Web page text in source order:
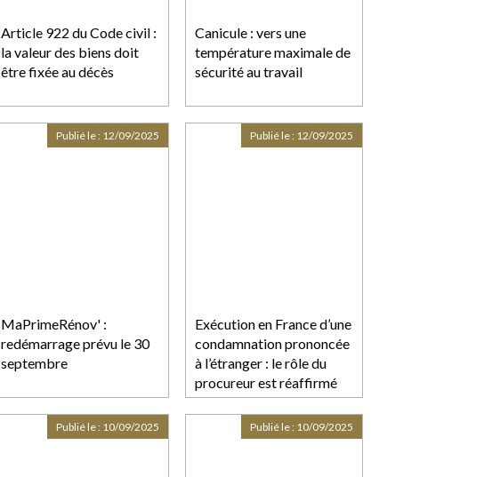
Article 922 du Code civil :
la valeur des biens doit
être fixée au décès
Canicule : vers une
température maximale de
sécurité au travail
MaPrimeRénov' :
redémarrage prévu le 30
septembre
Publié le : 12/09/2025
Exécution en France d’une
condamnation prononcée
à l’étranger : le rôle du
procureur est réaffirmé
par la Cour !
Publié le : 12/09/2025
Publié le : 10/09/2025 Publié le : 10/09/2025